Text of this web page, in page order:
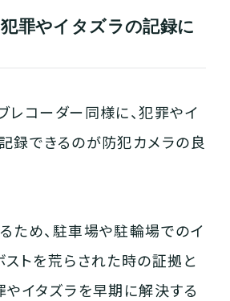
罪やイタズラの記録に
レコーダー同様に、犯罪やイ
録できるのが防犯カメラの良
ため、駐車場や駐輪場でのイ
ストを荒らされた時の証拠と
やイタズラを早期に解決する